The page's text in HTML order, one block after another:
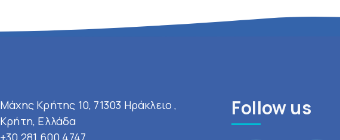
Μάχης Κρήτης 10, 71303 Ηράκλειο ,
Κρήτη, Ελλάδα
+30 281 600 4747
Follow us